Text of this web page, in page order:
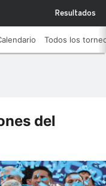
Resultados
Todos los
del